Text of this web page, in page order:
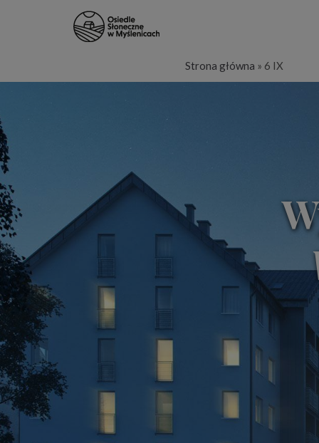
Strona główna » 6 IX